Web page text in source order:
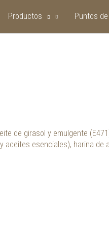
Productos Puntos
de girasol y emulgente
aceites esenciales), harina de